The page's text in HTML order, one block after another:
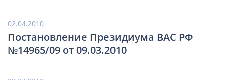
02.04.2010
Постановление Президиума ВАС РФ
№14965/09 от 09.03.2010